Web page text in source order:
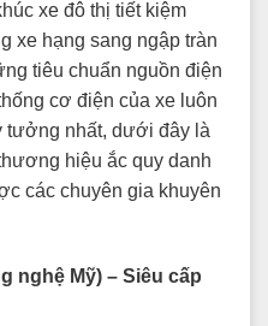
xe đô thị tiết kiệm
xe hạng sang ngập tràn
tiêu chuẩn nguồn điện
cơ điện của xe luôn
tưởng nhất, dưới đây là
hiệu ắc quy danh
các chuyên gia khuyên
nghệ Mỹ) – Siêu cấp